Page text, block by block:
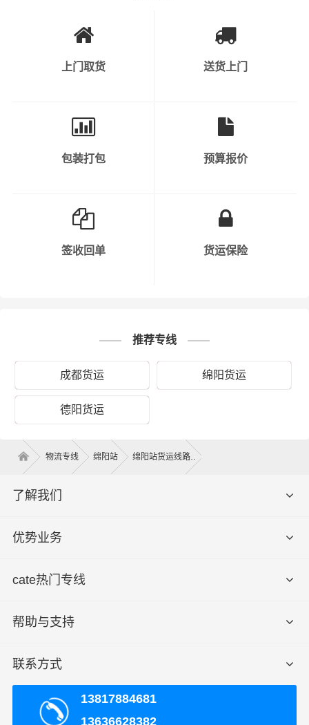
供从绵阳发物流到岳阳的运输服务，您也可以多多咨询，
到岳阳，一站式
物流专线服务，快速高效：绵阳到岳阳物流公司
快速、高效、安全的货物配送服务。我们拥有多
种类型的运输车辆，包括大型货车、小型货车、
冷藏车等，能够满足不同货物的运输需求。
支经验丰富、专业素质过硬的物流运输团队，他
们熟知绵阳到岳阳的专线运输路线和交通规划，
速送达岳阳。全程跟踪运输过程，及时向客户提
安全可靠，保障货物完好
确保货物在运输过程中不受损坏。同时，我们的
提供灵活多样的物流运输服务，根据客户的需
求，提供不同种类的运输车辆和配送方案。无论
零担运输，我们都能够根据客户需求提供最合适
的运输方案。
上门取货 送货上门
包装打包 预算报价
签收回单 货运保险
推荐专线
成都货运 绵阳货运
德阳货运
物流专线 绵阳站 绵阳站货运线路
了解我们
优势业务
cate热门专线
帮助与支持
联系方式
13817884681
13636628382